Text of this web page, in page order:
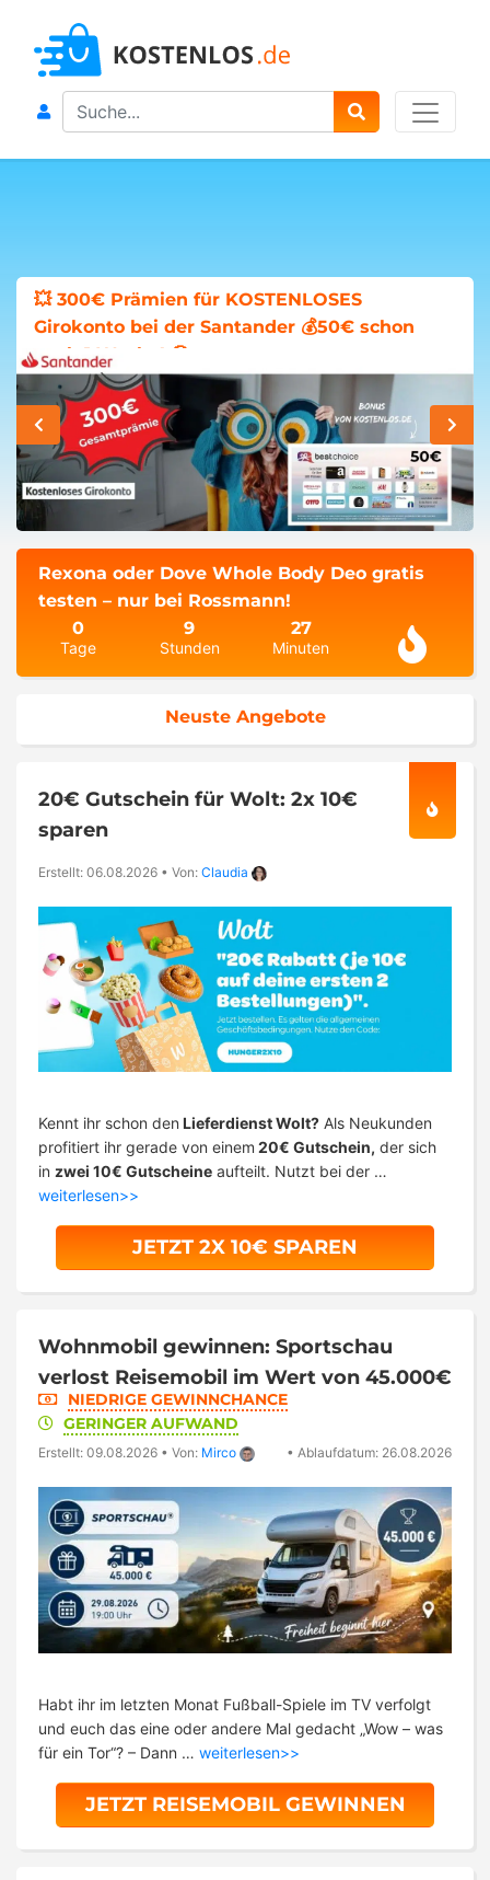
Search
💥 300€ Prämien für KOSTENLOSES
Girokonto bei der Santander 💰50€ schon
nach 1 Woche! 🤑
Rexona oder Dove Whole Body Deo gratis
testen – nur bei Rossmann!
0
Tage
9
Stunden
27
Minuten
Neuste Angebote
20€ Gutschein für Wolt: 2x 10€
sparen
Erstellt: 06.08.2026 • Von: Claudia
Kennt ihr schon den Lieferdienst Wolt? Als Neukunden
profitiert ihr gerade von einem 20€ Gutschein, der sich
in zwei 10€ Gutscheine aufteilt. Nutzt bei der …
weiterlesen>>
JETZT 2X 10€ SPAREN
Wohnmobil gewinnen: Sportschau
verlost Reisemobil im Wert von 45.000€
NIEDRIGE GEWINNCHANCE
GERINGER AUFWAND
Erstellt: 09.08.2026 • Von: Mirco • Ablaufdatum: 26.08.2026
Habt ihr im letzten Monat Fußball-Spiele im TV verfolgt
und euch das eine oder andere Mal gedacht „Wow – was
für ein Tor“? – Dann … weiterlesen>>
JETZT REISEMOBIL GEWINNEN